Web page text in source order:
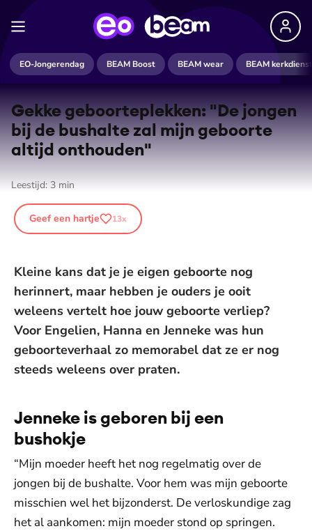
EO-Jongerendag BEAM Boost BEAM wear BEAM kerkdienst
Gekke ge­boor­te­plek­ken: "De jongen
bij de bushalte zal mijn geboorte
altijd onthouden"
Leestijd: 3 min
Geef een hartje 13x
Kleine kans dat je je eigen geboorte nog
herinnert, maar hebben je ouders je ooit
weleens vertelt hoe jouw geboorte verliep?
Voor Engelien, Hanna en Jenneke was hun
geboorteverhaal zo memorabel dat ze er nog
steeds weleens over praten.
Jenneke is geboren bij een
bushokje
“Mijn moeder heeft het nog regelmatig over de
jongen bij de bushalte. Voor hem was mijn geboorte
misschien wel het bijzonderst. De verloskundige zag
het al aankomen: mijn moeder stond op springen.